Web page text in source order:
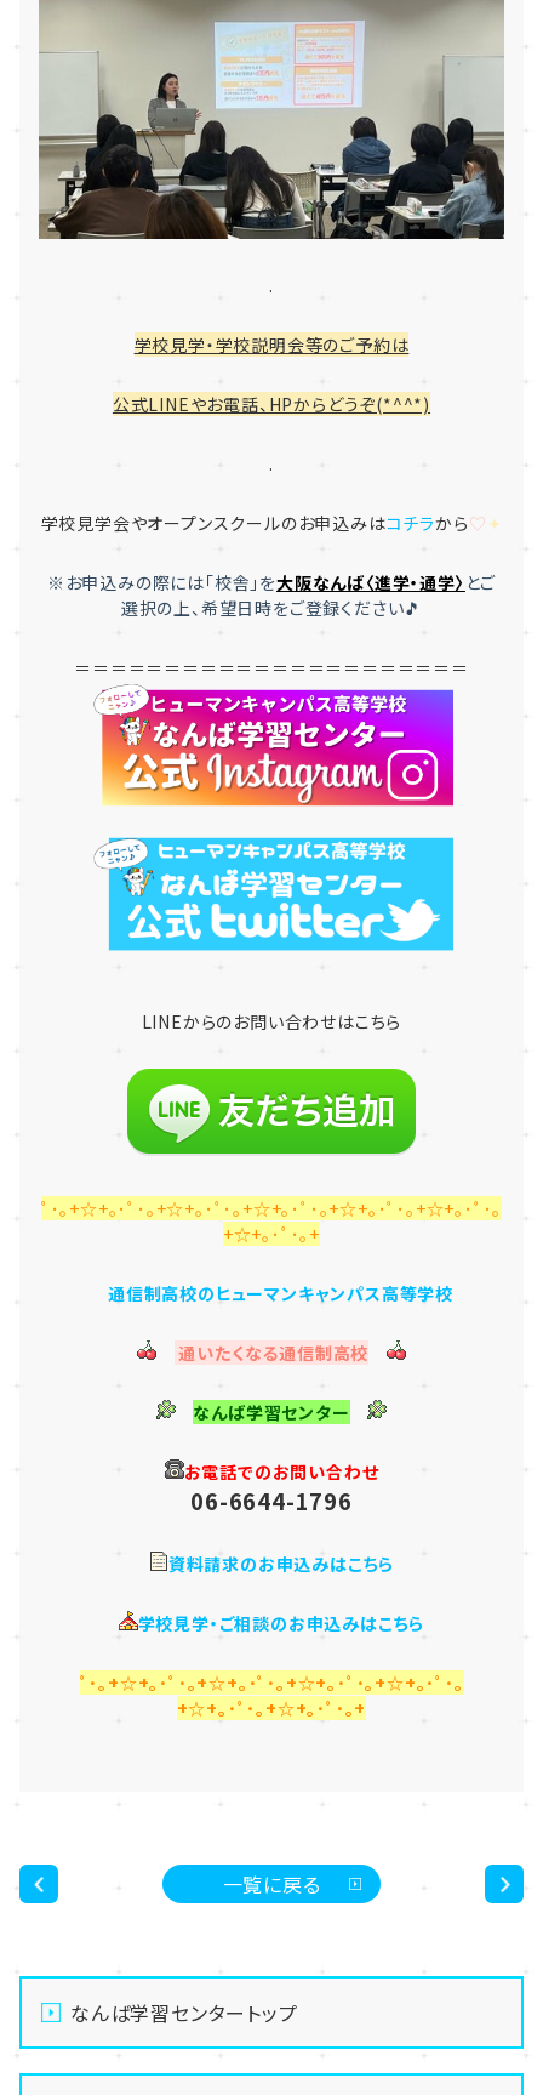
.
学校見学・学校説明会等のご予約は
公式LINEやお電話、HPからどうぞ(*^^*)
.
学校見学会やオープンスクールのお申込みはコチラから♡ ✦
※お申込みの際には「校舎」を大阪なんば〈進学・通学〉 とご
選択の上、希望日時をご登録ください🎵
＝＝＝＝＝＝＝＝＝＝＝＝＝＝＝＝＝＝＝＝＝＝
LINEからのお問い合わせはこちら
ﾟ･｡+☆+｡･ﾟ･｡+☆+｡･ﾟ･｡+☆+｡･ﾟ･｡+☆+｡･ﾟ･｡+☆+｡･ﾟ･｡
+☆+｡･ﾟ･｡+
通信制高校のヒューマンキャンパス高等学校
通いたくなる通信制高校
なんば学習センター
お電話でのお問い合わせ
06-6644-1796
資料請求のお申込みはこちら
学校見学・ご相談のお申込みはこちら
ﾟ･｡+☆+｡･ﾟ･｡+☆+｡･ﾟ･｡+☆+｡･ﾟ･｡+☆+｡･ﾟ･｡
+☆+｡･ﾟ･｡+☆+｡･ﾟ･｡+
一覧に戻る
なんば学習センタートップ